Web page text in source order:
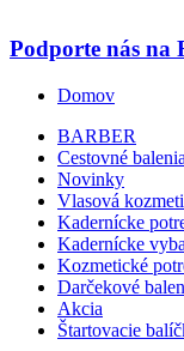
Podporte nás na
Domov
BARBER
Cestovné balenia
Novinky
Vlasová
Kadernícke
Kadernícke
Kozmetické
Darčekové
Akcia
Štartovacie